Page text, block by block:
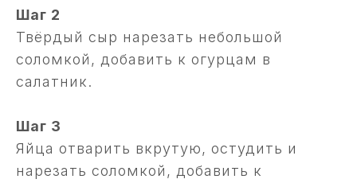
Шаг 2
Твёрдый сыр нарезать небольшой
соломкой, добавить к огурцам в
салатник.
Шаг 3
Яйца отварить вкрутую, остудить и
нарезать соломкой, добавить к